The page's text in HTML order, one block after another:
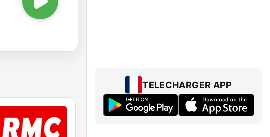
TELECHARGER APP